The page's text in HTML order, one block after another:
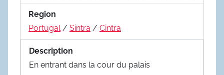
Region
Portugal / Sintra / Cintra
Description
En entrant dans la cour du palais